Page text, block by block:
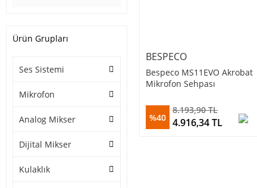
Ürün Grupları
Ses Sistemi
Mikrofon
Analog Mikser
Dijital Mikser
Kulaklık
BESPECO
Bespeco MS11EVO Akrobat
Mikrofon Sehpası
%40
8.193,90 TL
4.916,34 TL